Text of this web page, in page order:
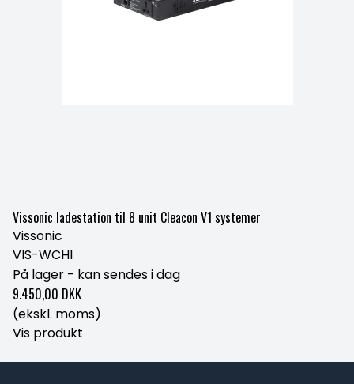
Vissonic ladestation til 8 unit Cleacon V1 systemer
Vissonic
VIS-WCH1
På lager - kan sendes i dag
9.450,00 DKK
(ekskl. moms)
Vis produkt